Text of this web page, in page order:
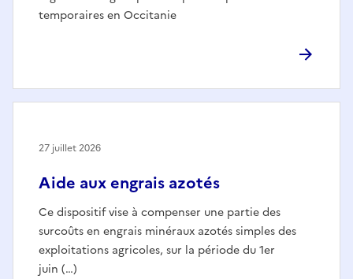
temporaires en Occitanie
Aide aux engrais azotés
Ce dispositif vise à compenser une partie des
surcoûts en engrais minéraux azotés simples des
exploitations agricoles, sur la période du 1er
juin (…)
27 juillet 2026